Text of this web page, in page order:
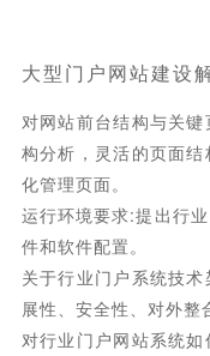
大型门户网站建设
对网站前台结构与关
构分析，灵活的页面
化管理页面。
运行环境要求:提出行
件和软件配置。
关于行业门户系统技
展性、安全性、对外整
对行业门户网站系统